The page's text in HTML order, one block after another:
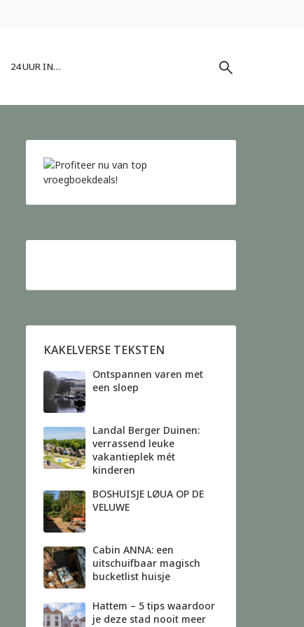
24 UUR IN…
KAKELVERSE TEKSTEN
Ontspannen varen met
een sloep
Landal Berger Duinen:
verrassend leuke
vakantieplek mét
kinderen
BOSHUISJE LØUA OP DE
VELUWE
Cabin ANNA: een
uitschuifbaar magisch
bucketlist huisje
Hattem – 5 tips waardoor
je deze stad nooit meer